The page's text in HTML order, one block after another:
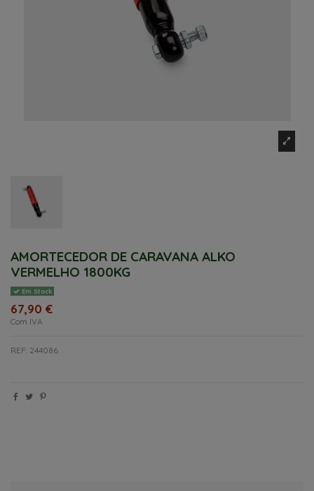
AMORTECEDOR DE CARAVANA ALKO
VERMELHO 1800KG
Em Stock
67,90 €
Com IVA
REF: 244086